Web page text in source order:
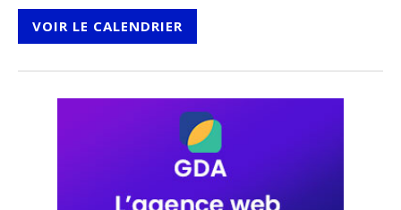
VOIR LE CALENDRIER